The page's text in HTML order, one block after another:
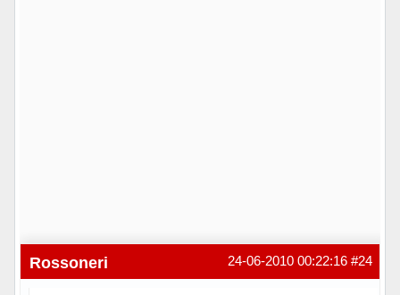
#24
24-06-2010 00:22:16
Rossoneri